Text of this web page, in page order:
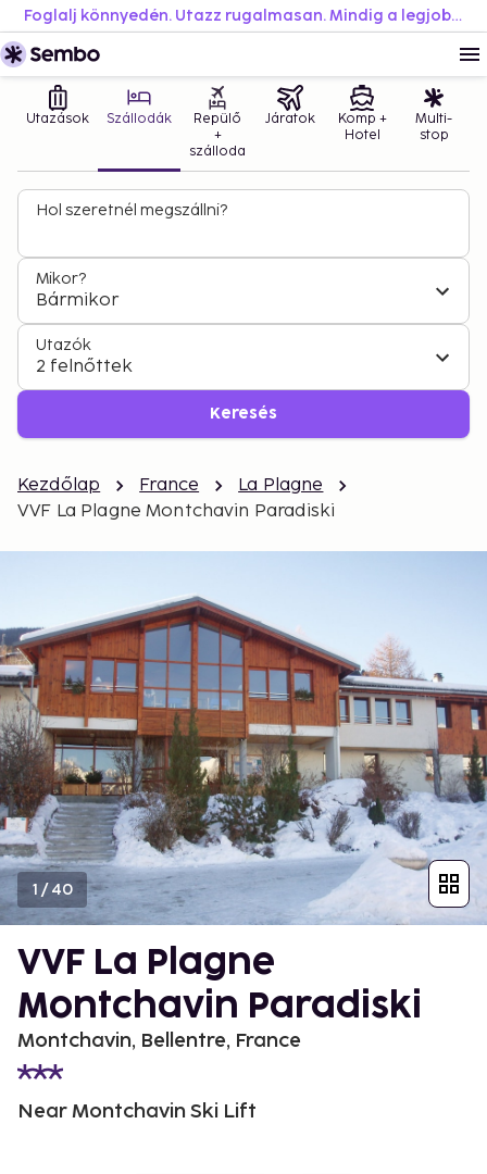
Foglalj könnyedén. Utazz rugalmasan. Mindig a legjobb áron.
Utazások Szállodák
Repülő
+
szálloda
Járatok
Komp +
Hotel
Multi-
stop
Hol szeretnél megszállni?
Mikor?
Bármikor
Utazók
2 felnőttek
Keresés
Kezdőlap France
La Plagne
VVF La Plagne Montchavin Paradiski
1 /40
VVF La Plagne
Montchavin Paradiski
Montchavin, Bellentre, France
Near Montchavin Ski Lift